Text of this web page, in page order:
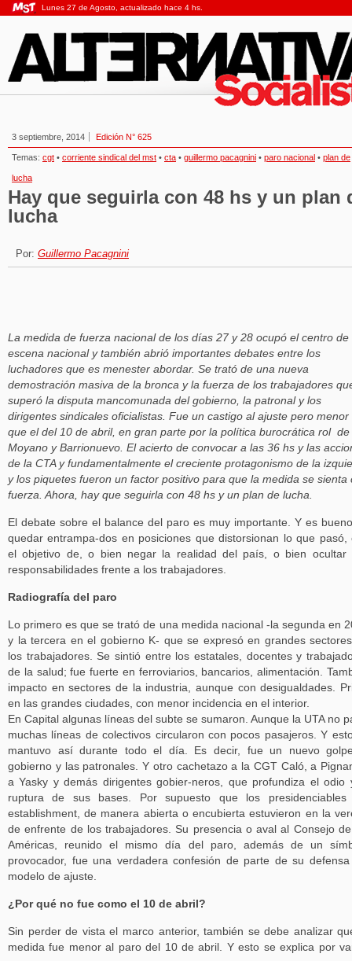
Lunes 27 de Agosto, actualizado hace 4 hs.
3 septiembre, 2014 Edición N° 625
Temas: cgt • corriente sindical del mst • cta • guillermo pacagnini • paro nacional • plan de
lucha
Hay que seguirla con 48 hs y un plan
lucha
Por: Guillermo Pacagnini
La medida de fuerza nacional de los días 27 y 28 ocupó el centro de
escena nacional y también abrió importantes debates entre los
luchadores que es menester abordar. Se trató de una nueva
demostración masiva de la bronca y la fuerza de los trabajadores
superó la disputa mancomunada del gobierno, la patronal y los
dirigentes sindicales oficialistas. Fue un castigo al ajuste pero menor
que el del 10 de abril, en gran parte por la política burocrática rol de
Moyano y Barrionuevo. El acierto de convocar a las 36 hs y las
de la CTA y fundamentalmente el creciente protagonismo de la
y los piquetes fueron un factor positivo para que la medida se sienta
fuerza. Ahora, hay que seguirla con 48 hs y un plan de lucha.
El debate sobre el balance del paro es muy importante. Y es
quedar entrampa-dos en posiciones que distorsionan lo que pasó,
el objetivo de, o bien negar la realidad del país, o bien ocultar
responsabilidades frente a los trabajadores.
Radiografía del paro
Lo primero es que se trató de una medida nacional -la segunda en
y la tercera en el gobierno K- que se expresó en grandes
los trabajadores. Se sintió entre los estatales, docentes y
de la salud; fue fuerte en ferroviarios, bancarios, alimentación.
impacto en sectores de la industria, aunque con desigualdades.
en las grandes ciudades, con menor incidencia en el interior.
En Capital algunas líneas del subte se sumaron. Aunque la UTA no
muchas líneas de colectivos circularon con pocos pasajeros. Y
mantuvo así durante todo el día. Es decir, fue un nuevo
gobierno y las patronales. Y otro cachetazo a la CGT Caló, a
a Yasky y demás dirigentes gobier-neros, que profundiza el odio
ruptura de sus bases. Por supuesto que los presidenciables
establishment, de manera abierta o encubierta estuvieron en la
de enfrente de los trabajadores. Su presencia o aval al Consejo
Américas, reunido el mismo día del paro, además de un
provocador, fue una verdadera confesión de parte de su
modelo de ajuste.
¿Por qué no fue como el 10 de abril?
Sin perder de vista el marco anterior, también se debe analizar
medida fue menor al paro del 10 de abril. Y esto se explica por